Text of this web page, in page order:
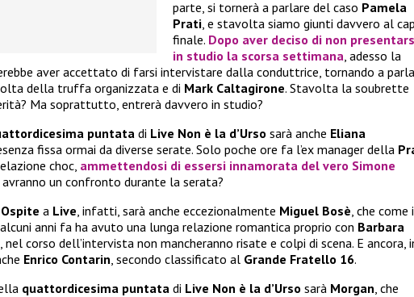
parte, si tornerà a parlare del caso Pamela
Prati, e stavolta siamo giunti davvero al
finale. Dopo aver deciso di non
in studio la scorsa settimana, adesso la
aver accettato di farsi intervistare dalla conduttrice, tornando a
della truffa organizzata e di Mark Caltagirone. Stavolta la soubrette
Ma soprattutto, entrerà davvero in studio?
puntata di Live Non è la d’Urso sarà anche Eliana
fissa ormai da diverse serate. Solo poche ore fa l’ex manager della
choc, ammettendosi di essersi innamorata del vero Simone
avranno un confronto durante la serata?
Ospite a Live, infatti, sarà anche eccezionalmente Miguel Bosè, che come
anni fa ha avuto una lunga relazione romantica proprio con Barbara
nel corso dell’intervista non mancheranno risate e colpi di scena. E ancora,
Enrico Contarin, secondo classificato al Grande Fratello 16.
quattordicesima puntata di Live Non è la d’Urso sarà Morgan, che